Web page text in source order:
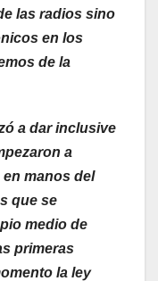
las radios sino
en los
de la
a dar inclusive
a
manos del
que se
medio de
primeras
la ley